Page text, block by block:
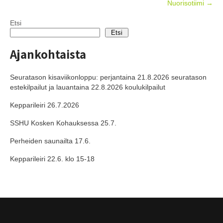
Nuorisotiimi →
Etsi
Etsi
Ajankohtaista
Seuratason kisaviikonloppu: perjantaina 21.8.2026 seuratason
estekilpailut ja lauantaina 22.8.2026 koulukilpailut
Kepparileiri 26.7.2026
SSHU Kosken Kohauksessa 25.7.
Perheiden saunailta 17.6.
Kepparileiri 22.6. klo 15-18